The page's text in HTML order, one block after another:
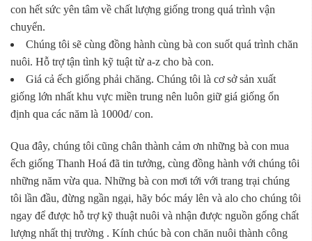
con hết sức yên tâm về chất lượng giống trong quá trình vận
chuyển.
Chúng tôi sẽ cùng đồng hành cùng bà con suốt quá trình chăn
nuôi. Hỗ trợ tận tình kỹ tuật từ a-z cho bà con.
Giá cả ếch giống phải chăng. Chúng tôi là cơ sở sản xuất
giống lớn nhất khu vực miền trung nên luôn giữ giá giống ổn
định qua các năm là 1000đ/ con.
Qua đây, chúng tôi cũng chân thành cảm ơn những bà con mua
ếch giống Thanh Hoá đã tin tưởng, cùng đồng hành với chúng tôi
những năm vừa qua. Những bà con mơi tới với trang trại chúng
tôi lần đầu, đừng ngần ngại, hãy bóc máy lên và alo cho chúng tôi
ngay để được hỗ trợ kỹ thuật nuôi và nhận được nguồn gống chất
lượng nhất thị trường . Kính chúc bà con chăn nuôi thành công